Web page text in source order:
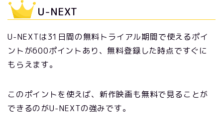
U-NEXT
U-NEXTは31日間の無料トライアル期間で使えるポイ
ントが600ポイントあり、無料登録した時点ですぐに
もらえます。
このポイントを使えば、新作映画も無料で見ることが
できるのがU-NEXTの強みです。